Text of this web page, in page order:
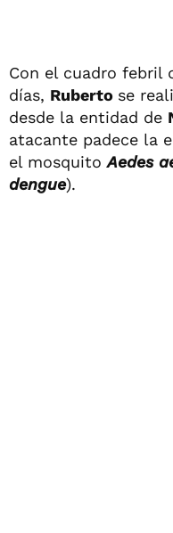
Con el cuadro febril
días, Ruberto se
desde la entidad de
atacante padece la
el mosquitoAedes
dengue).